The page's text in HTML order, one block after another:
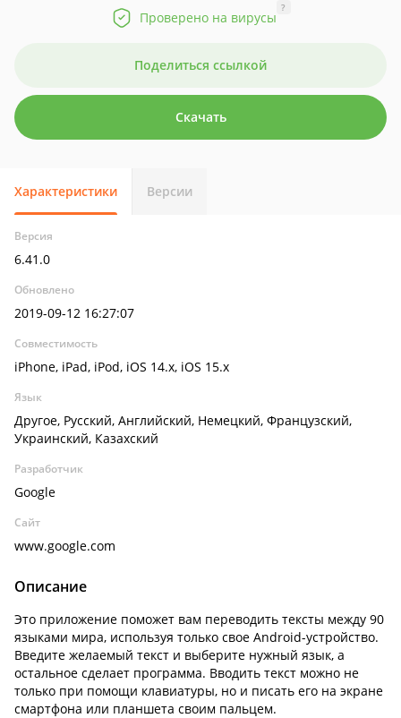
Проверено на вирусы
?
Поделиться ссылкой
Скачать
Характеристики Версии
Версия
6.41.0
Обновлено
2019-09-12 16:27:07
Совместимость
iPhone, iPad, iPod, iOS 14.x, iOS 15.x
Язык
Другое, Русский, Английский, Немецкий, Французский,
Украинский, Казахский
Разработчик
Google
Сайт
www.google.com
Описание
Это приложение поможет вам переводить тексты между 90
языками мира, используя только свое Android-устройство.
Введите желаемый текст и выберите нужный язык, а
остальное сделает программа. Вводить текст можно не
только при помощи клавиатуры, но и писать его на экране
смартфона или планшета своим пальцем.